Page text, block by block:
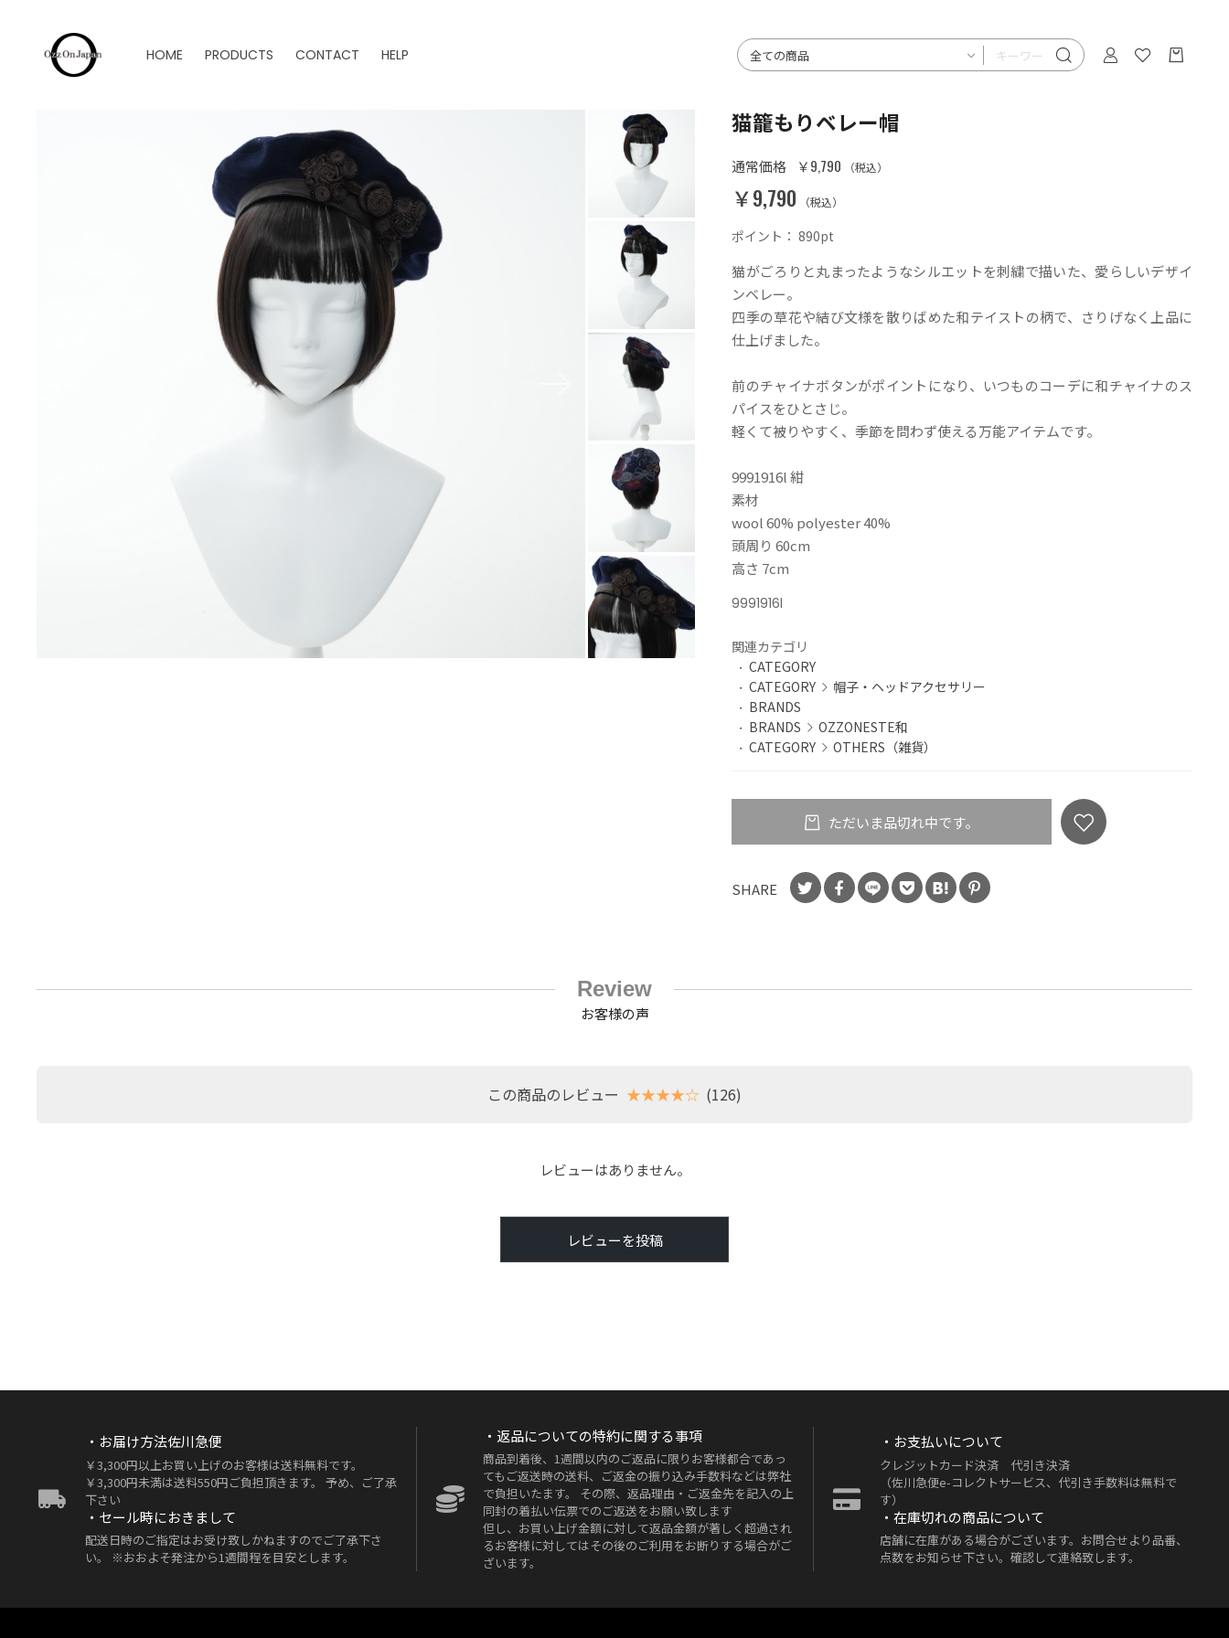
HOME PRODUCTS CONTACT HELP
猫籠もりベレー帽
通常価格 ￥9,790 （税込）
￥9,790 （税込）
ポイント：890pt
猫がごろりと丸まったようなシルエットを刺繍で描いた、愛らしいデザイ
ンベレー。
四季の草花や結び文様を散りばめた和テイストの柄で、さりげなく上品に
仕上げました。
前のチャイナボタンがポイントになり、いつものコーデに和チャイナのス
パイスをひとさじ。
軽くて被りやすく、季節を問わず使える万能アイテムです。
9991916l 紺
素材
wool 60% polyester 40%
頭周り 60cm
高さ 7cm
9991916l
関連カテゴリ
CATEGORY
CATEGORY
帽子・ヘッドアクセサリー
BRANDS
BRANDS
OZZONESTE和
CATEGORY
OTHERS（雑貨）
ただいま品切れ中です。
SHARE
Review
お客様の声
この商品のレビュー ★★★★☆ (126)
レビューはありません。
レビューを投稿
・お届け方法佐川急便
￥3,300円以上お買い上げのお客様は送料無料です。
￥3,300円未満は送料550円ご負担頂きます。 予め、ご了承
下さい
・セール時におきまして
配送日時のご指定はお受け致しかねますのでご了承下さ
い。 ※おおよそ発注から1週間程を目安とします。
・返品についての特約に関する事項
商品到着後、1週間以内のご返品に限りお客様都合であっ
てもご返送時の送料、ご返金の振り込み手数料などは弊社
で負担いたます。 その際、返品理由・ご返金先を記入の上
同封の着払い伝票でのご返送をお願い致します
但し、お買い上げ金額に対して返品金額が著しく超過され
るお客様に対してはその後のご利用をお断りする場合がご
ざいます。
・お支払いについて
クレジットカード決済 代引き決済
（佐川急便e-コレクトサービス、代引き手数料は無料で
す）
・在庫切れの商品について
店舗に在庫がある場合がございます。お問合せより品番、
点数をお知らせ下さい。確認して連絡致します。